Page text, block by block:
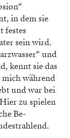
in dem sie
festes
sein wird.
und
kennt sie das
mich während
und war bei
zu spielen
Be­